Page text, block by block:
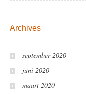
Archives
september 2020
juni 2020
maart 2020